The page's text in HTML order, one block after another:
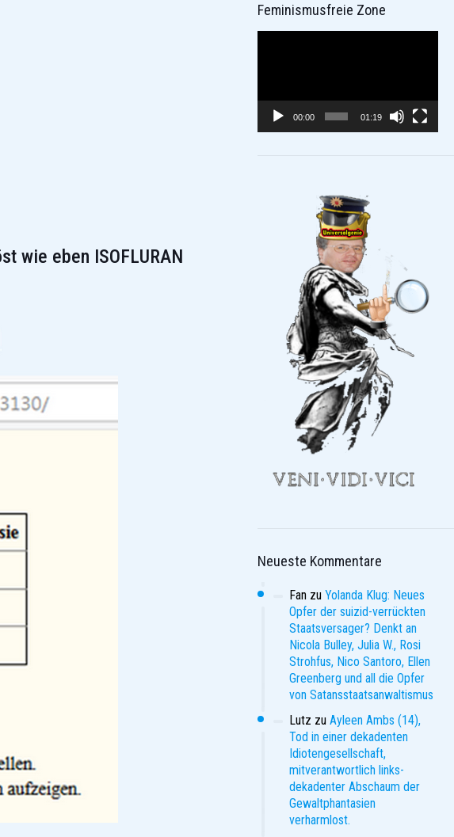
wie eben ISOFLURAN
Feminismusfreie Zone
00:00 01:19
Neueste Kommentare
Fan zuYolanda Klug: Neues
Opfer der suizid-verrückten
Staatsversager? Denkt an
Nicola Bulley, Julia W., Rosi
Strohfus, Nico Santoro, Ellen
Greenberg und all die Opfer
von Satansstaatsanwaltismus
Lutz zuAyleen Ambs (14),
Tod in einer dekadenten
Idiotengesellschaft,
mitverantwortlich links-
dekadenter Abschaum der
Gewaltphantasien
verharmlost.